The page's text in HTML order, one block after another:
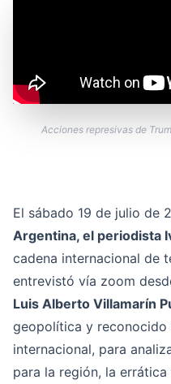
Acciones represivas de
El sábado 19 de julio de
Argentina, el periodista
cadena internacional de
entrevistó vía zoom
Luis Alberto Villamarín
geopolítica y reconocido
internacional, para
para la región, la